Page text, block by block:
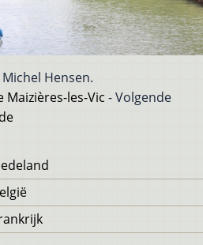
Hensen.
Maizières-les-Vic - Volgende